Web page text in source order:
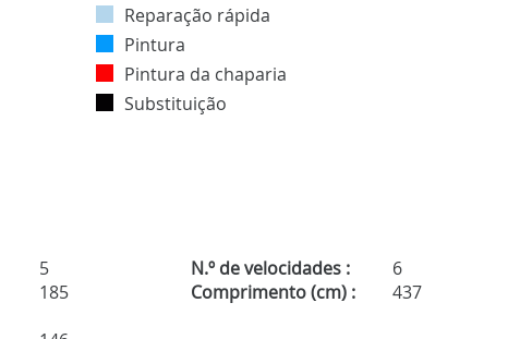
Reparação rápida
Pintura
Pintura da chaparia
Substituição
5 N.º de velocidades :
6
185 Comprimento (cm) :
437